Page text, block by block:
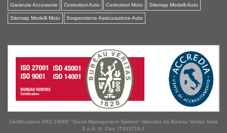
Garanzie Accessorie Costruttori Auto Costruttori Moto Sitemap Modelli Auto
Sitemap Modelli Moto Sospensione Assicurazione Auto
Certificazione PAS 24000 "Social Management System" rilasciata da Bureau Veritas Italia
S.p.A. N. Cert. IT333718-1